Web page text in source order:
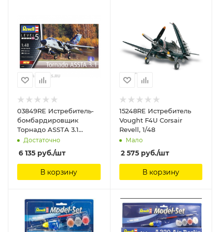
03849RE Истребитель-
бомбардировщик
Торнадо ASSTA 3.1
Revell, 1/48
Достаточно
6 135 руб./шт
В корзину
15248RE Истребитель
Vought F4U Corsair
Revell, 1/48
Мало
2 575руб./шт
В корзину